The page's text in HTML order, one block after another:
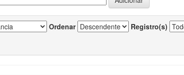
Ordenar Registro(s)